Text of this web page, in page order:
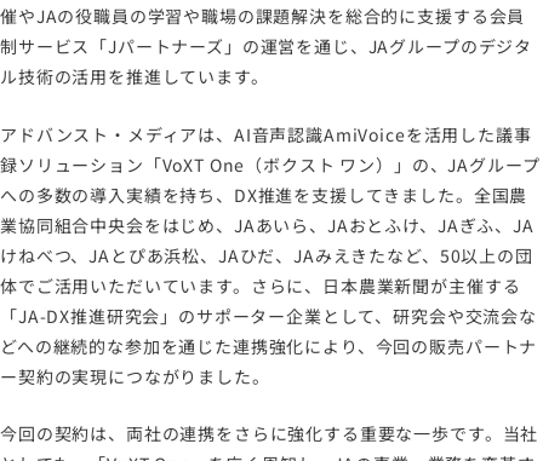
催やJAの役職員の学習や職場の課題解決を総合的に支援する会員
制サービス「Jパートナーズ」の運営を通じ、JAグループのデジタ
ル技術の活用を推進しています。
アドバンスト・メディアは、AI音声認識AmiVoiceを活用した議事
録ソリューション「VoXT One（ボクスト ワン）」の、JAグループ
への多数の導入実績を持ち、DX推進を支援してきました。全国農
業協同組合中央会をはじめ、JAあいら、JAおとふけ、JAぎふ、JA
けねべつ、JAとぴあ浜松、JAひだ、JAみえきたなど、50以上の団
体でご活用いただいています。さらに、日本農業新聞が主催する
「JA-DX推進研究会」のサポーター企業として、研究会や交流会な
どへの継続的な参加を通じた連携強化により、今回の販売パートナ
ー契約の実現につながりました。
今回の契約は、両社の連携をさらに強化する重要な一歩です。当社